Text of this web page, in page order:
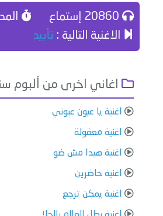
المدة
الاغنية التالية : تأبيد
اغاني اخرى من ألبوم
اغنية يا عيون عيوني
اغنية معقولة
اغنية هيدا مش ضو
اغنية حاضرين
اغنية يمكن ترجع